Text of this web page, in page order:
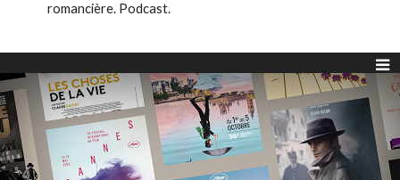
romancière. Podcast.